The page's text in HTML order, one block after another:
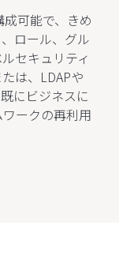
可能で、きめ
ロール、グル
セキュリティ
は、LDAPや
にビジネスに
ークの再利用